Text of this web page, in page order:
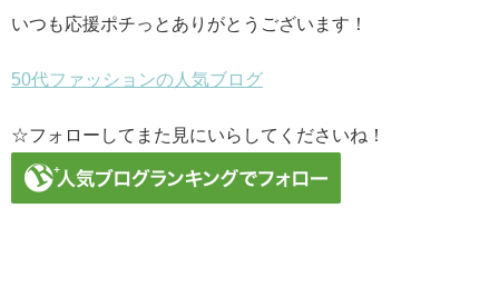
いつも応援ポチっとありがとうございます！
50代ファッションの人気ブログ
☆フォローしてまた見にいらしてくださいね！